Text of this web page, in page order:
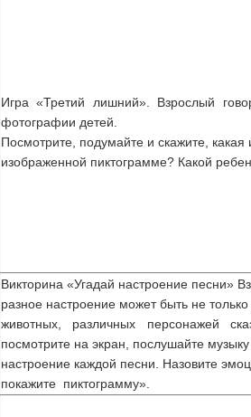
Игра «Третий лишний». Взрослый
фотографии детей.
Посмотрите, подумайте и скажите,
изображенной пиктограмме? Какой
Викторина «Угадай настроение песни»
разное настроение может быть не
животных, различных персонажей
посмотрите на экран, послушайте
настроение каждой песни. Назовите
покажите пиктограмму».